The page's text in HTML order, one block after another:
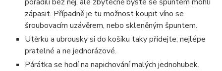
zápasit. Případně je tu možnost koupit víno se
šroubovacím uzávěrem, nebo skleněným špuntem.
Utěrku a ubrousky si do košíku taky přidejte, nejlépe
pratelné a ne jednorázové.
Párátka se hodí na napichování malých jednohubek.